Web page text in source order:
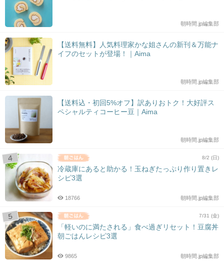
朝時間.jp編集部
【送料無料】人気料理家かな姐さんの新刊＆万能ナ
イフのセットが登場！｜Aima
朝時間.jp編集部
【送料込・初回5%オフ】訳ありおトク！大好評ス
ペシャルティコーヒー豆｜Aima
朝時間.jp編集部
8/2 (日)
冷蔵庫にあると助かる！玉ねぎたっぷり作り置きレ
シピ3選
朝時間.jp編集部
18766
7/31 (金)
「軽いのに満たされる」食べ過ぎリセット！豆腐丼
朝ごはんレシピ3選
朝時間.jp編集部
9865